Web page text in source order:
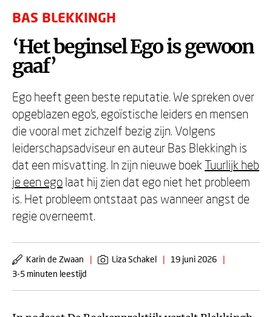
BAS BLEKKINGH
‘Het beginsel Ego is gewoon
gaaf’
Ego heeft geen beste reputatie. We spreken over
opgeblazen ego's, egoïstische leiders en mensen
die vooral met zichzelf bezig zijn. Volgens
leiderschapsadviseur en auteur Bas Blekkingh is
dat een misvatting. In zijn nieuwe boek Tuurlijk heb
je een ego laat hij zien dat ego niet het probleem
is. Het probleem ontstaat pas wanneer angst de
regie overneemt.
Karin de Zwaan | Liza Schakel | 19 juni 2026
|
3-5 minuten leestijd